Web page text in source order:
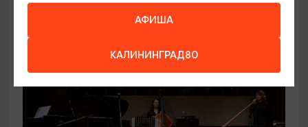
АФИША
КАЛИНИНГРАД80